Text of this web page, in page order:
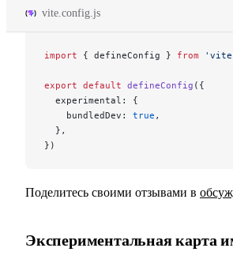
vite.config.js
import { defineConfig } from
export default defineConfig ({
  experimental: {
    bundledDev:
true ,
  },
})
Поделитесь своими отзывами в
Экспериментальная карта